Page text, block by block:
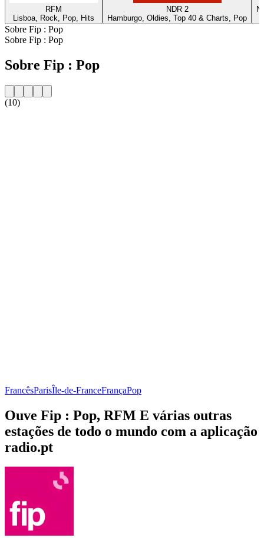
RFM
Lisboa, Rock, Pop, Hits
NDR 2
Hamburgo, Oldies, Top 40 & Charts, Pop
Sobre Fip : Pop
Sobre Fip : Pop
Sobre Fip : Pop
(10)
FrancêsParisÎle-de-FranceFrançaPop
Ouve Fip : Pop, RFM E várias outras
estações de todo o mundo com a aplicação
radio.pt